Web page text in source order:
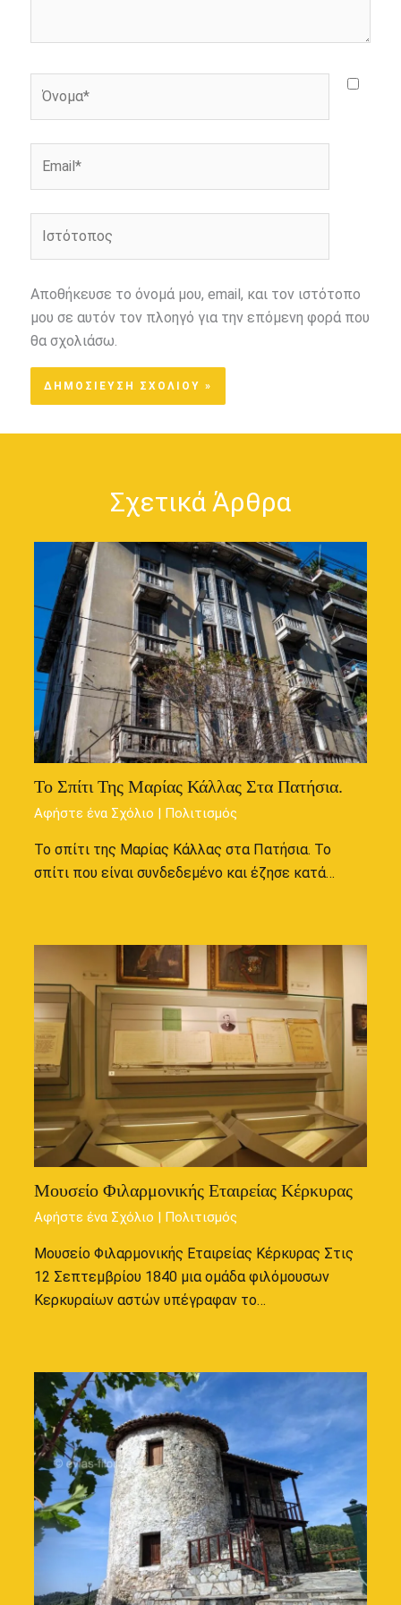
Αποθήκευσε το όνομά μου, email, και τον ιστότοπο
μου σε αυτόν τον πλοηγό για την επόμενη φορά που
θα σχολιάσω.
Σχετικά Άρθρα
Το Σπίτι Της Μαρίας Κάλλας Στα Πατήσια.
Αφήστε ένα Σχόλιο | Πολιτισμός
Το σπίτι της Μαρίας Κάλλας στα Πατήσια. Το
σπίτι που είναι συνδεδεμένο και έζησε κατά…
Μουσείο Φιλαρμονικής Εταιρείας Κέρκυρας
Αφήστε ένα Σχόλιο | Πολιτισμός
Μουσείο Φιλαρμονικής Εταιρείας Κέρκυρας Στις
12 Σεπτεμβρίου 1840 μια ομάδα φιλόμουσων
Κερκυραίων αστών υπέγραφαν το…